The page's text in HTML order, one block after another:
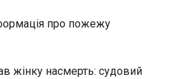
про пожежу
жінку насмерть: судовий